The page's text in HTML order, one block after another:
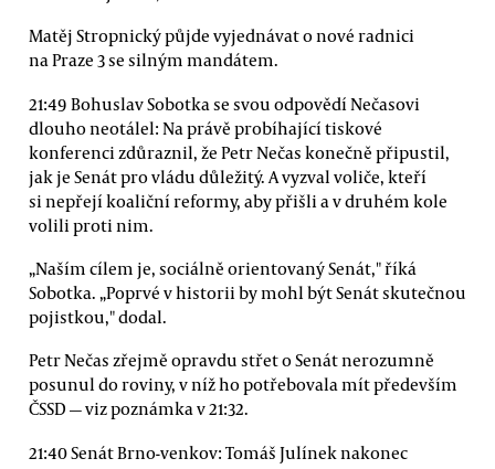
Matěj Stropnický půjde vyjednávat o nové radnici
na Praze 3 se silným mandátem.
21:49 Bohuslav Sobotka se svou odpovědí Nečasovi
dlouho neotálel: Na právě probíhající tiskové
konferenci zdůraznil, že Petr Nečas konečně připustil,
jak je Senát pro vládu důležitý. A vyzval voliče, kteří
si nepřejí koaliční reformy, aby přišli a v druhém kole
volili proti nim.
„Naším cílem je, sociálně orientovaný Senát," říká
Sobotka. „Poprvé v historii by mohl být Senát skutečnou
pojistkou," dodal.
Petr Nečas zřejmě opravdu střet o Senát nerozumně
posunul do roviny, v níž ho potřebovala mít především
ČSSD — viz poznámka v 21:32.
21:40 Senát Brno-venkov: Tomáš Julínek nakonec